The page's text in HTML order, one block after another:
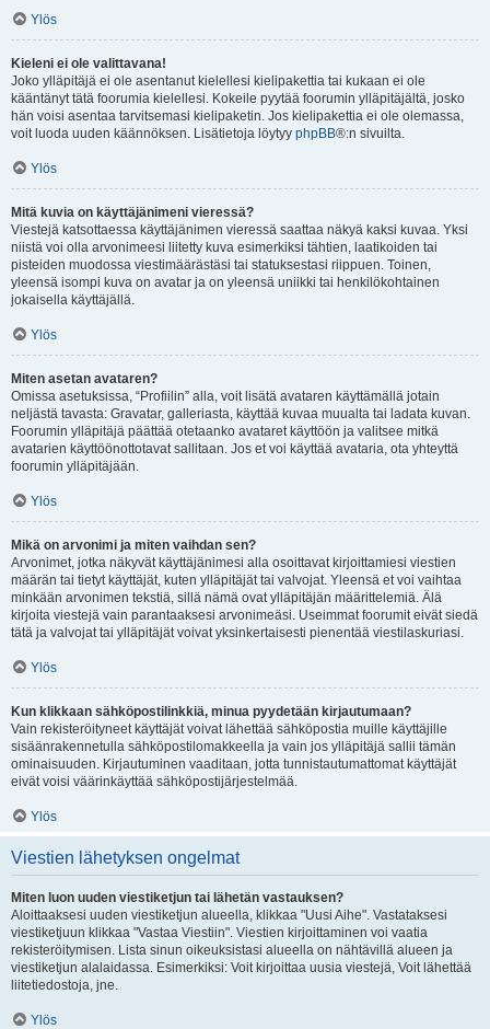
Ylös
Kieleni ei ole valittavana!
Joko ylläpitäjä ei ole asentanut kielellesi kielipakettia tai kukaan ei ole
kääntänyt tätä foorumia kielellesi. Kokeile pyytää foorumin ylläpitäjältä, josko
hän voisi asentaa tarvitsemasi kielipaketin. Jos kielipakettia ei ole olemassa,
voit luoda uuden käännöksen. Lisätietoja löytyy phpBB®:n sivuilta.
Ylös
Mitä kuvia on käyttäjänimeni vieressä?
Viestejä katsottaessa käyttäjänimen vieressä saattaa näkyä kaksi kuvaa. Yksi
niistä voi olla arvonimeesi liitetty kuva esimerkiksi tähtien, laatikoiden tai
pisteiden muodossa viestimäärästäsi tai statuksestasi riippuen. Toinen,
yleensä isompi kuva on avatar ja on yleensä uniikki tai henkilökohtainen
jokaisella käyttäjällä.
Ylös
Miten asetan avataren?
Omissa asetuksissa, “Profiilin” alla, voit lisätä avataren käyttämällä jotain
neljästä tavasta: Gravatar, galleriasta, käyttää kuvaa muualta tai ladata kuvan.
Foorumin ylläpitäjä päättää otetaanko avataret käyttöön ja valitsee mitkä
avatarien käyttöönottotavat sallitaan. Jos et voi käyttää avataria, ota yhteyttä
foorumin ylläpitäjään.
Ylös
Mikä on arvonimi ja miten vaihdan sen?
Arvonimet, jotka näkyvät käyttäjänimesi alla osoittavat kirjoittamiesi viestien
määrän tai tietyt käyttäjät, kuten ylläpitäjät tai valvojat. Yleensä et voi vaihtaa
minkään arvonimen tekstiä, sillä nämä ovat ylläpitäjän määrittelemiä. Älä
kirjoita viestejä vain parantaaksesi arvonimeäsi. Useimmat foorumit eivät siedä
tätä ja valvojat tai ylläpitäjät voivat yksinkertaisesti pienentää viestilaskuriasi.
Ylös
Kun klikkaan sähköpostilinkkiä, minua pyydetään kirjautumaan?
Vain rekisteröityneet käyttäjät voivat lähettää sähköpostia muille käyttäjille
sisäänrakennetulla sähköpostilomakkeella ja vain jos ylläpitäjä sallii tämän
ominaisuuden. Kirjautuminen vaaditaan, jotta tunnistautumattomat käyttäjät
eivät voisi väärinkäyttää sähköpostijärjestelmää.
Ylös
Viestien lähetyksen ongelmat
Miten luon uuden viestiketjun tai lähetän vastauksen?
Aloittaaksesi uuden viestiketjun alueella, klikkaa "Uusi Aihe". Vastataksesi
viestiketjuun klikkaa "Vastaa Viestiin". Viestien kirjoittaminen voi vaatia
rekisteröitymisen. Lista sinun oikeuksistasi alueella on nähtävillä alueen ja
viestiketjun alalaidassa. Esimerkiksi: Voit kirjoittaa uusia viestejä, Voit lähettää
liitetiedostoja, jne.
Ylös